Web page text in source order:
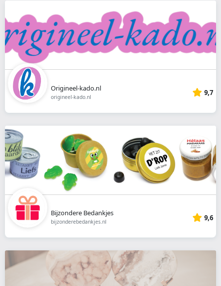
Origineel-kado.nl
origineel-kado.nl 9,7
Bijzondere Bedankjes
bijzonderebedankjes.nl 9,6